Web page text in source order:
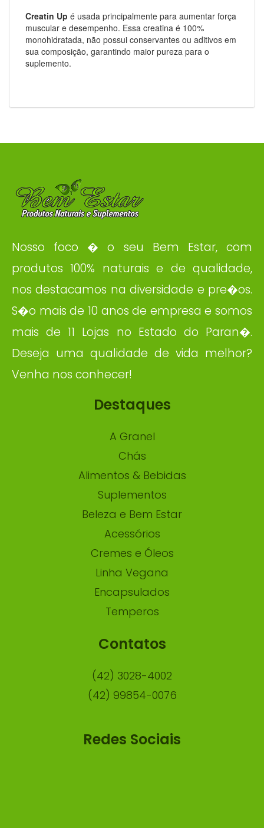
Creatin Up é usada principalmente para aumentar força
muscular e desempenho. Essa creatina é 100%
monohidratada, não possui conservantes ou aditivos em
sua composição, garantindo maior pureza para o
suplemento.
Nosso foco � o seu Bem Estar, com
produtos 100% naturais e de qualidade,
nos destacamos na diversidade e pre�os.
S�o mais de 10 anos de empresa e somos
mais de 11 Lojas no Estado do Paran�.
Deseja uma qualidade de vida melhor?
Venha nos conhecer!
Destaques
A Granel
Chás
Alimentos & Bebidas
Suplementos
Beleza e Bem Estar
Acessórios
Cremes e Óleos
Linha Vegana
Encapsulados
Temperos
Contatos
(42) 3028-4002
(42) 99854-0076
Redes Sociais